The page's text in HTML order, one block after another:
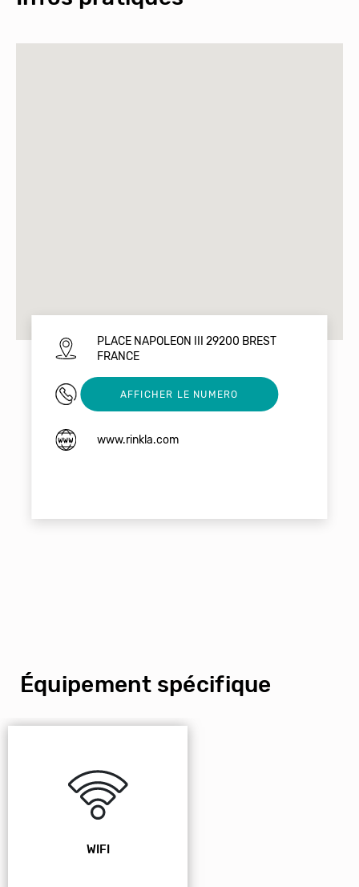
PLACE NAPOLEON III 29200 BREST
FRANCE
02 98 03 01 30
AFFICHER LE NUMERO
www.rinkla.com
Équipement spécifique
WIFI